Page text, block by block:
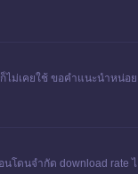
ไม่เคยใช้ ขอคำแนะนำหน่อย
โดนจำกัด download rate ไ